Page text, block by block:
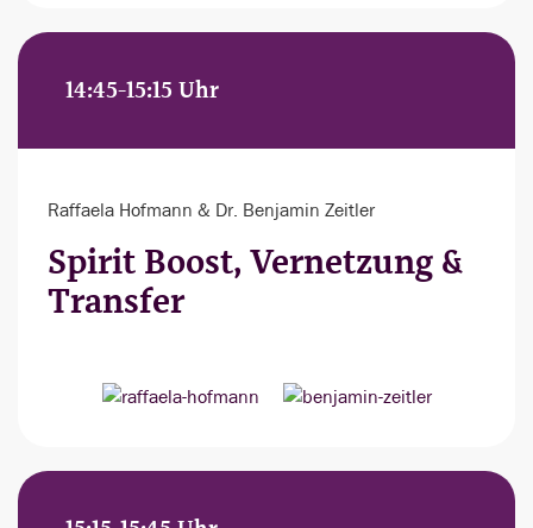
14:45-15:15 Uhr
Raffaela Hofmann & Dr. Benjamin Zeitler
Spirit Boost, Vernetzung &
Transfer